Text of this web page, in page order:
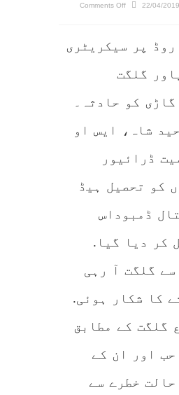
22/04/2019
Comments Off
on
واٹر
کو
پر سیکریٹری
گلگت
گاڑی کو حادثہ۔
شاہ، ایس او
ڈرائیور
کو تحصیل ہیڈ
ڈمبوداس
کر دیا گیا.
گلگت آ رہی
کا شکار ہوئی.
گلگت کے مطابق
اور ان کے
خطرے سے